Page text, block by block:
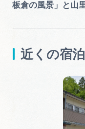
板倉の風景」と山
近くの宿